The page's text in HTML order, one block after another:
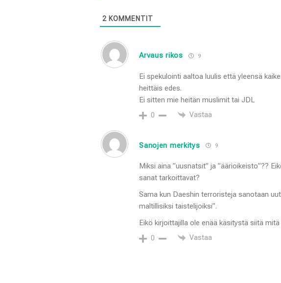
2 KOMMENTIT
Arvaus rikos 9
Ei spekulointi aaltoa luulis että yleensä
heittäis edes.
Ei sitten mie heitän muslimit tai JDL
0 Vastaa
Sanojen merkitys 9
Miksi aina ”uusnatsit” ja ”äärioikeisto”??
sanat tarkoittavat?
Sama kun Daeshin terroristeja sanotaan
maltillisiksi taistelijoiksi”.
Eikö kirjoittajilla ole enää käsitystä siitä
0 Vastaa